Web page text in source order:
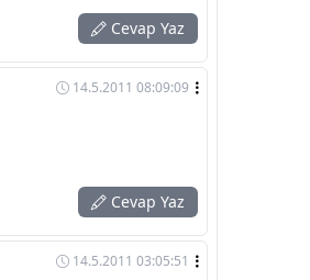
Cevap Yaz
14.5.2011 08:09:09
Cevap Yaz
14.5.2011 03:05:51